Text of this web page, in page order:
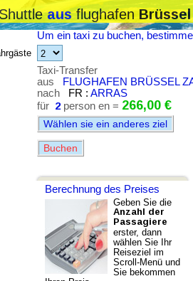
ausflughafen
Um ein taxi zu buchen,
Taxi-Transfer
aus FLUGHAFEN BRÜSSEL
nach FR : ARRAS
für 2 person en = 266,00 €
Berechnung des Preises
Geben Sie die
Anzahl der
Passagiere
erster, dann
wählen Sie Ihr
Reiseziel im
Scroll-Menü und
Sie bekommen